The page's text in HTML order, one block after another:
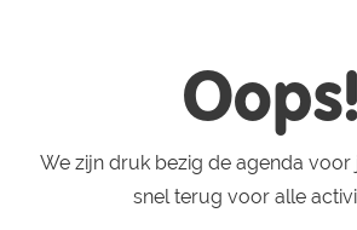
Oops!
We zijn druk bezig de agenda voor
snel terug voor alle